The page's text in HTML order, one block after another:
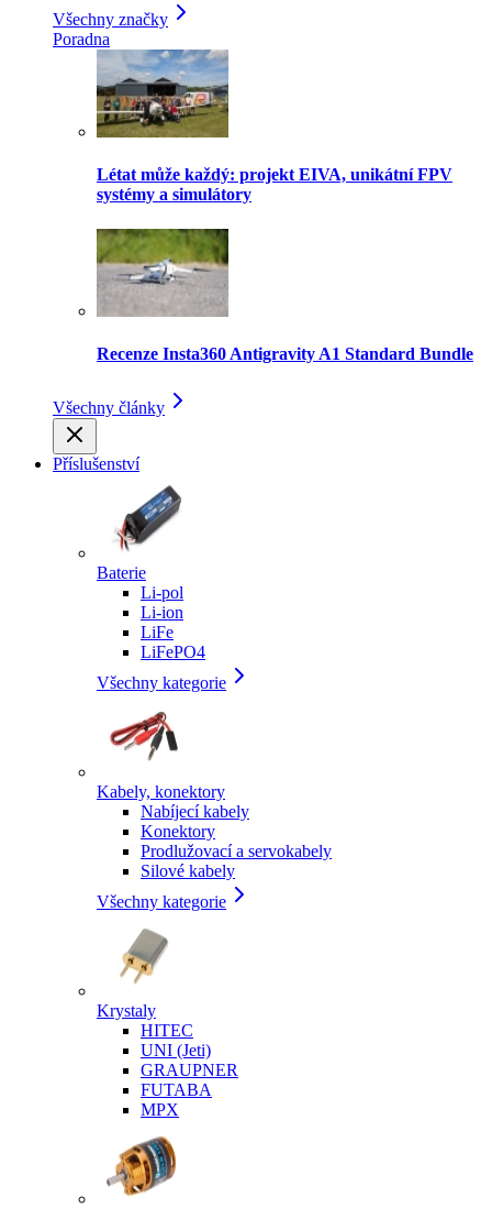
Všechny značky
Poradna
Létat může každý: projekt EIVA, unikátní FPV
systémy a simulátory
Recenze Insta360 Antigravity A1 Standard Bundle
Všechny články
Příslušenství
Baterie
Li-pol
Li-ion
LiFe
LiFePO4
Všechny kategorie
Kabely, konektory
Nabíjecí kabely
Konektory
Prodlužovací a servokabely
Silové kabely
Všechny kategorie
Krystaly
HITEC
UNI (Jeti)
GRAUPNER
FUTABA
MPX